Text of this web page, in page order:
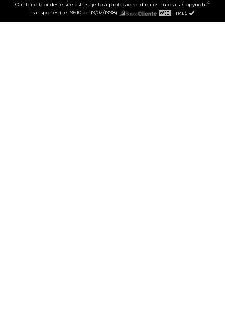
O inteiro teor deste site está sujeito à proteção de direitos autorais. Copyright©
Transportes (Lei 9610 de 19/02/1998)